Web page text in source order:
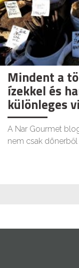
Mindent a
ízekkel és
különleges
A Nar Gourmet
nem csak